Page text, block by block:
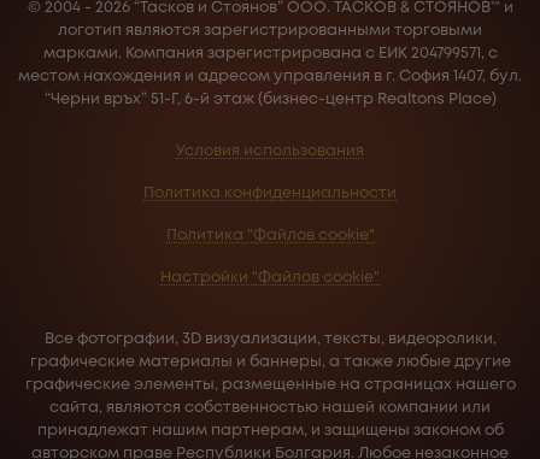
© 2004 - 2026 “Тасков и Стоянов” ООО. ТАСКОВ & СТОЯНОВ™ и
логотип являются зарегистрированными торговыми
марками. Компания зарегистрирована с ЕИК 204799571, с
местом нахождения и адресом управления в г. София 1407, бул.
“Черни връх” 51-Г, 6-й этаж (бизнес-центр Realtons Place)
Условия использования
Политика конфиденциальности
Политика "Файлов cookie"
Настройки "Файлов cookie"
Все фотографии, 3D визуализации, тексты, видеоролики,
графические материалы и баннеры, а также любые другие
графические элементы, размещенные на страницах нашего
сайта, являются собственностью нашей компании или
принадлежат нашим партнерам, и защищены законом об
авторском праве Республики Болгария. Любое незаконное